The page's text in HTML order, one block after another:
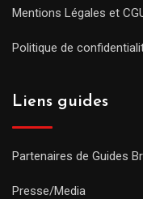
Mentions Légales et
Politique de
Liens guides
Partenaires de Guides
Presse/Media